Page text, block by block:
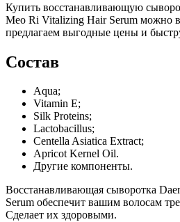
Купить восстанавливающую
Meo Ri Vitalizing Hair Serum можно
предлагаем выгодные цены и
Состав
Aqua;
Vitamin E;
Silk Proteins;
Lactobacillus;
Centella Asiatica Extract;
Apricot Kernel Oil.
Другие компоненты.
Восстанавливающая сыворотка
Serum обеспечит вашим волосам
Сделает их здоровыми.